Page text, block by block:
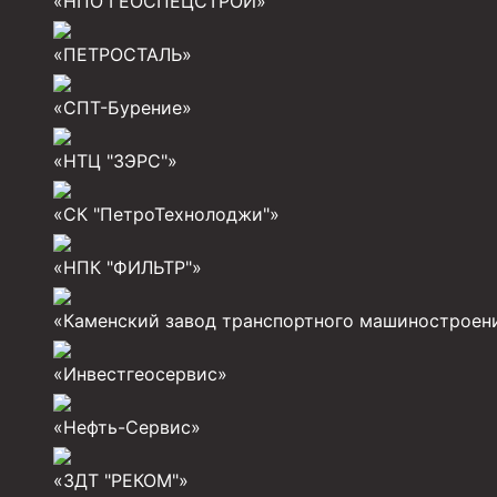
Муфты для обсадных труб
Муфта ОТТГ 245
Муфта ОТТГ 178
Муфта БТС 245
Муфта БТС 178
Муфта БТС 168
Муфта ОТТМ 245
«ПЕТРОСТАЛЬ»
«СПТ-Бурение»
«НТЦ "ЗЭРС"»
«СК "ПетроТехнолоджи"»
«НПК "ФИЛЬТР"»
«Каменский завод транспортного
«Инвестгеосервис»
«Нефть-Сервис»
«ЗДТ "РЕКОМ"»